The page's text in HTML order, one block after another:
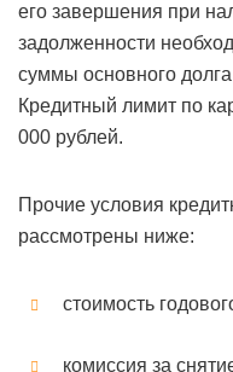
его завершения при
задолженности
суммы основного
Кредитный лимит по
000 рублей.
Прочие условия
рассмотрены ниже:
стоимость
комиссия за